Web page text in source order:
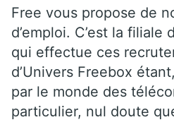
Free vous propose de
d’emploi. C’est la filiale
qui effectue ces
d’Univers Freebox
par le monde des
particulier, nul doute